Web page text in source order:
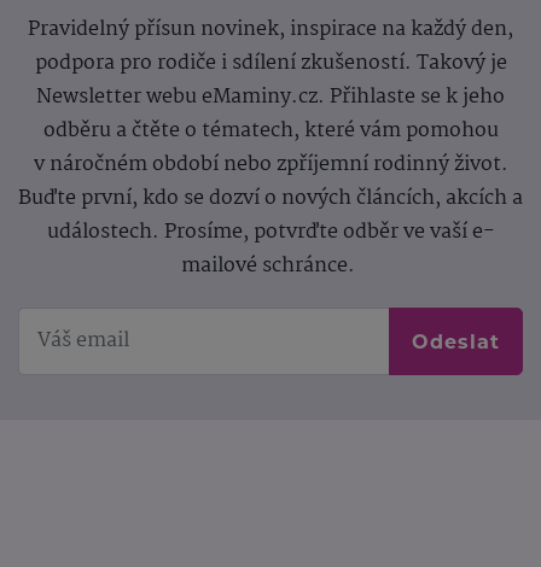
Pravidelný přísun novinek, inspirace na každý den,
podpora pro rodiče i sdílení zkušeností. Takový je
Newsletter webu eMaminy.cz. Přihlaste se k jeho
odběru a čtěte o tématech, které vám pomohou
v náročném období nebo zpříjemní rodinný život.
Buďte první, kdo se dozví o nových článcích, akcích a
událostech. Prosíme, potvrďte odběr ve vaší e-
mailové schránce.
Odeslat